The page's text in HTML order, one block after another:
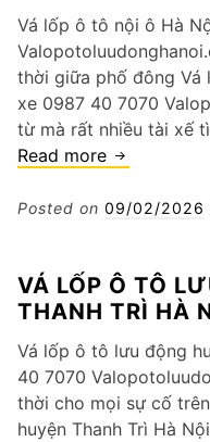
Vá lốp ô tô nội ô Hà
thời giữa phố đông Vá
xe 0987 40 7070
từ mà rất nhiều tài xế
Read more vá
ô
ô
hà
an
toàn
xe
Posted on 09/02/2026
VÁ LỐP Ô TÔ
THANH TRÌ HÀ
Vá lốp ô tô lưu động
40 7070
thời cho mọi sự cố
huyện Thanh Trì Hà